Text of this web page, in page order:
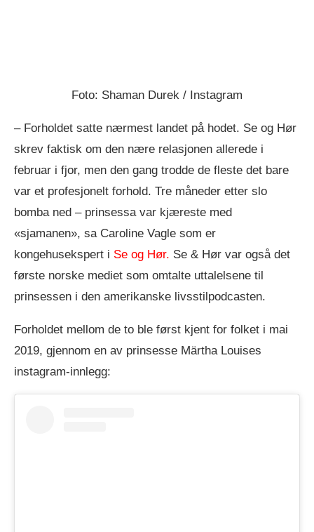
Foto: Shaman Durek / Instagram
– Forholdet satte nærmest landet på hodet. Se og Hør
skrev faktisk om den nære relasjonen allerede i
februar i fjor, men den gang trodde de fleste det bare
var et profesjonelt forhold. Tre måneder etter slo
bomba ned – prinsessa var kjæreste med
«sjamanen», sa Caroline Vagle som er
kongehusekspert i Se og Hør. Se & Hør var også det
første norske mediet som omtalte uttalelsene til
prinsessen i den amerikanske livsstilpodcasten.
Forholdet mellom de to ble først kjent for folket i mai
2019, gjennom en av prinsesse Märtha Louises
instagram-innlegg: